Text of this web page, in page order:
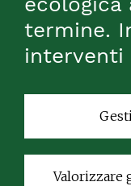
termine.
interventi
Valorizzare